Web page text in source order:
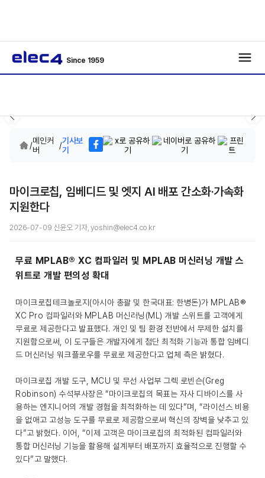
Since 1959
/메인커
버
/기사보
기
마이크로칩, 임베디드 및 엣지 AI 배포 간소화·가속화
지원한다
2026-07-09 신윤오 기자, yoshin@elec4.co.kr
무료 MPLAB® XC 컴파일러 및 MPLAB 머신러닝 개발 스
위트로 개발 편의성 확대
마이크로칩테크놀로지(아시아 총괄 및 한국대표: 한병돈)가 MPLAB®
XC Pro 컴파일러와 MPLAB 머신러닝(ML) 개발 스위트를 고객에게
무료로 제공한다고 발표했다. 개인 및 팀 환경 전반에서 무제한 설치를
지원함으로써, 이 도구들은 개발자에게 첨단 최적화 기능과 통합 임베디
드 머신러닝 워크플로우를 무료로 제공한다고 업체 측은 밝혔다.
마이크로칩 개발 도구, MCU 및 무선 사업부 그렉 로빈슨(Greg
Robinson) 수석부사장은 “마이크로칩의 목표는 자사 디바이스를 사
용하는 엔지니어의 개발 경험을 최적화하는 데 있다”며, “라이선스 비용
을 없애고 고성능 도구를 무료로 제공함으로써 혁신의 장벽을 낮추고 있
다”고 밝혔다. 이어, “이제 고객은 마이크로칩의 최적화된 컴파일러와
통합 머신러닝 기능을 활용해 설계부터 배포까지 효율적으로 진행할 수
있다”고 말했다.